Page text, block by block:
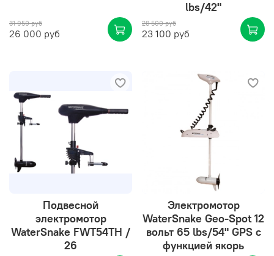
31 950 руб
26 000 руб
lbs/42"
28 500 руб
23 100 руб
Подвесной
электромотор
WaterSnake FWT54TH /
26
Электромотор
WaterSnake Geo-Spot 12
вольт 65 lbs/54" GPS с
функцией якорь